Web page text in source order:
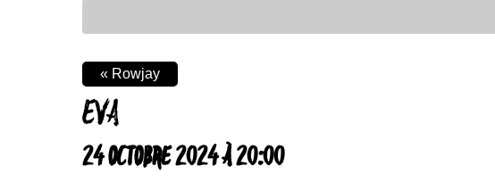
EVA
24 OCTOBRE 2024 À 20:00
« Rowjay